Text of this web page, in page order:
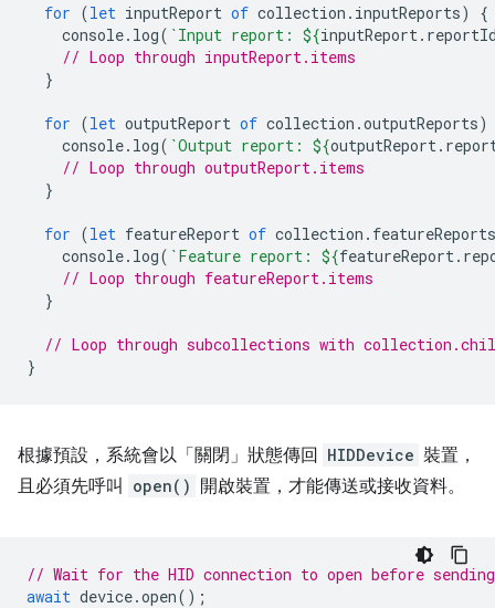
for (let inputReport of collection . inputReports)
{
console. log( `Input report: ${inputReport.
// Loop through inputReport.items
}
for (let outputReport of collection .outputReports)
console. log( `Output report: ${outputReport.
// Loop through outputReport.items
}
for (let featureReport of collection . featureReports
console. log( `Feature report: ${featureReport.
// Loop through featureReport.items
}
// Loop through subcollections with
}
根據預設，系統會以「關閉」狀態傳回 HIDDevice 裝置，
且必須先呼叫
open() 開啟裝置，才能傳送或接收資料。
// Wait for the HID connection to open before
await device.open();